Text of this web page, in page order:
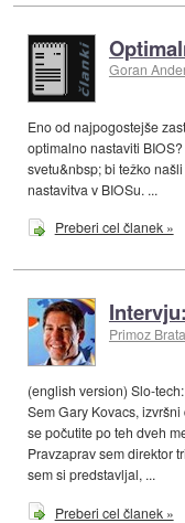
Goran
Eno od najpogostejše
optimalno nastaviti
svetu&nbsp; bi težko
nastavitva v BIOSu. ...
Preberi cel članek »
Primoz
(english version) Slo-
Sem Gary Kovacs,
se počutite po teh dveh
Pravzaprav sem direktor
sem si predstavljal, ...
Preberi cel članek »